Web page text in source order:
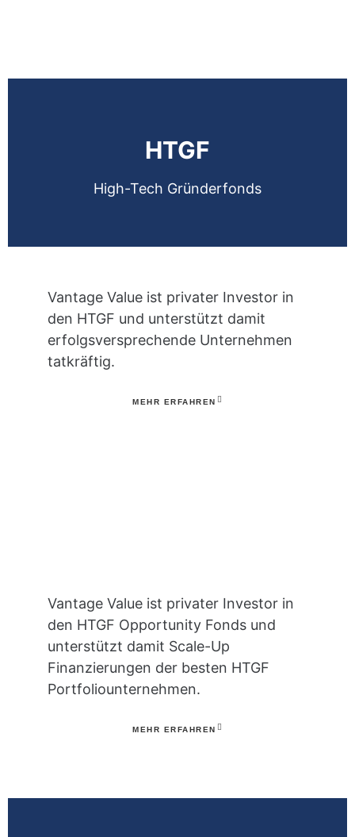
HTGF
High-Tech Gründerfonds
Vantage Value ist privater Investor in
den HTGF und unterstützt damit
erfolgsversprechende Unternehmen
tatkräftig.
MEHR ERFAHREN
Vantage Value ist privater Investor in
den HTGF Opportunity Fonds und
unterstützt damit Scale-Up
Finanzierungen der besten HTGF
Portfoliounternehmen.
MEHR ERFAHREN